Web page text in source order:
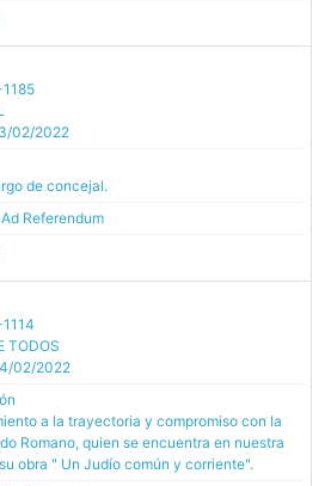
02/2022
de concejal.
Referendum
TODOS
02/2022
a la trayectoria y compromiso con la
Romano, quien se encuentra en nuestra
obra " Un Judío común y corriente".